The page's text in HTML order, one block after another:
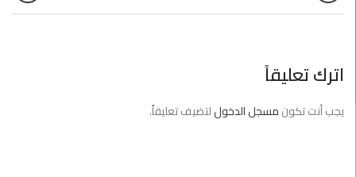
اترك تعليقاً
يجب أنت تكونمسجل الدخوللتضيف تعليقاً.